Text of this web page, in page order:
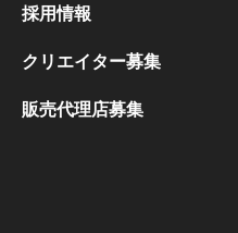
採用情報
クリエイター募集
販売代理店募集